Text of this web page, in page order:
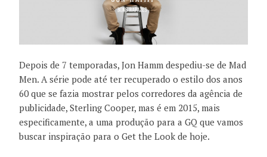
Depois de 7 temporadas, Jon Hamm despediu-se de Mad
Men. A série pode até ter recuperado o estilo dos anos
60 que se fazia mostrar pelos corredores da agência de
publicidade, Sterling Cooper, mas é em 2015, mais
especificamente, a uma produção para a GQ que vamos
buscar inspiração para o Get the Look de hoje.